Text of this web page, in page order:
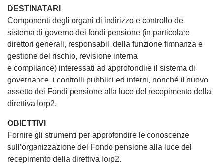
DESTINATARI
Componenti degli organi di indirizzo e controllo del
sistema di governo dei fondi pensione (in particolare
direttori generali, responsabili della funzione fimnanza e
gestione del rischio, revisione interna
e compliance) interessati ad approfondire il sistema di
governance, i controlli pubblici ed interni, nonché il nuovo
assetto dei Fondi pensione alla luce del recepimento della
direttiva Iorp2.
OBIETTIVI
Fornire gli strumenti per approfondire le conoscenze
sull’organizzazione del Fondo pensione alla luce del
recepimento della direttiva Iorp2.